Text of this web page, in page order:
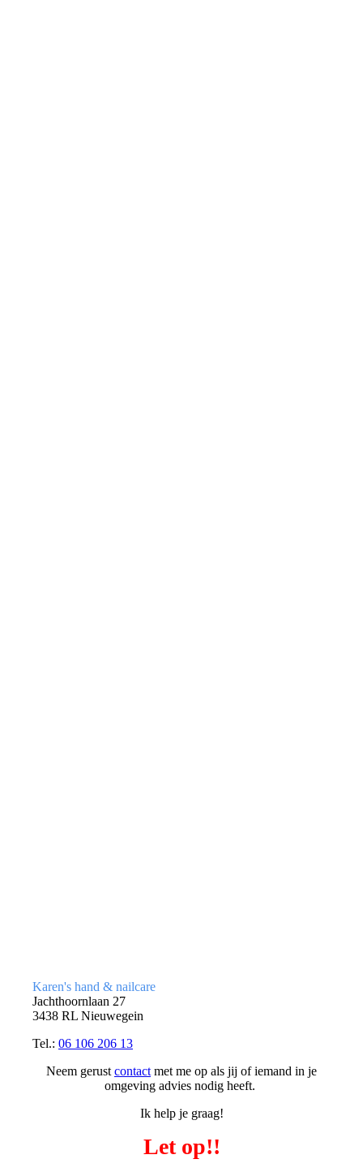
Karen's hand & nailcare
Jachthoornlaan 27
3438 RL Nieuwegein
Tel.: 06 106 206 13
Neem gerust contact met me op als jij of iemand in je
omgeving advies nodig heeft.
Ik help je graag!
Let op!!